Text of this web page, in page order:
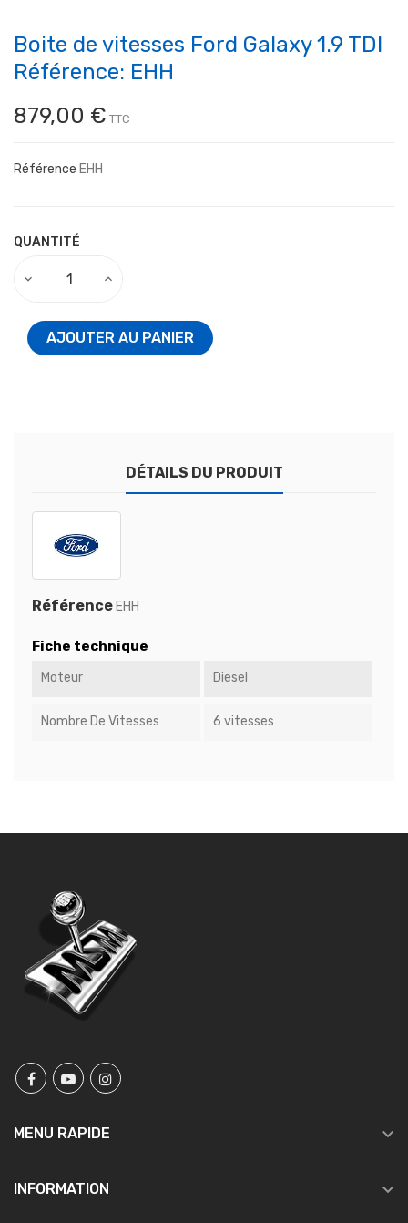
Boite de vitesses Ford Galaxy 1.9 TDI
Référence: EHH
879,00 € TTC
Référence EHH
QUANTITÉ
AJOUTER AU PANIER
DÉTAILS DU PRODUIT
Référence EHH
Fiche technique
Moteur Diesel
Nombre De Vitesses 6 vitesses
MENU RAPIDE 
INFORMATION 